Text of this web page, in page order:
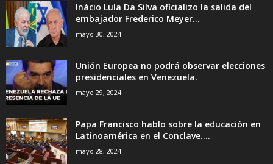
Inácio Lula Da Silva oficializo la salida del
embajador Frederico Meyer...
mayo 30, 2024
Unión Europea no podrá observar elecciones
presidenciales en Venezuela.
mayo 29, 2024
Papa Francisco hablo sobre la educación en
Latinoamérica en el Conclave....
mayo 28, 2024